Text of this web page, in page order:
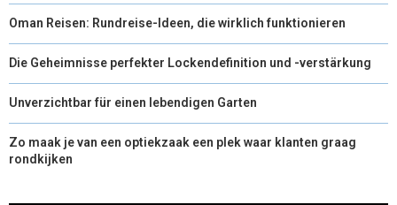
Oman Reisen: Rundreise-Ideen, die wirklich funktionieren
Die Geheimnisse perfekter Lockendefinition und -verstärkung
Unverzichtbar für einen lebendigen Garten
Zo maak je van een optiekzaak een plek waar klanten graag
rondkijken